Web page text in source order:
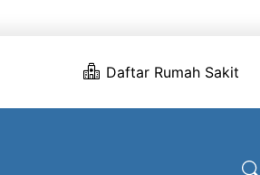
Daftar Rumah Sakit